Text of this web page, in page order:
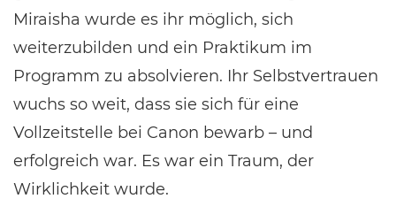
Miraisha wurde es ihr möglich, sich
weiterzubilden und ein Praktikum im
Programm zu absolvieren. Ihr Selbstvertrauen
wuchs so weit, dass sie sich für eine
Vollzeitstelle bei Canon bewarb – und
erfolgreich war. Es war ein Traum, der
Wirklichkeit wurde.